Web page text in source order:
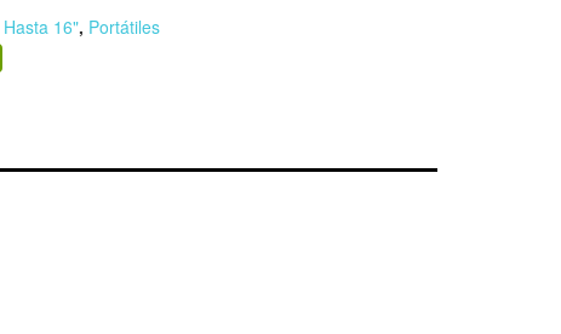
Hasta 16", Portátiles
Pr
in
e